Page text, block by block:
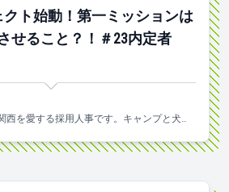
ト始動！第一ミッションは
せること？！＃23内定者
西を愛する採用人事です。キャンプと犬と